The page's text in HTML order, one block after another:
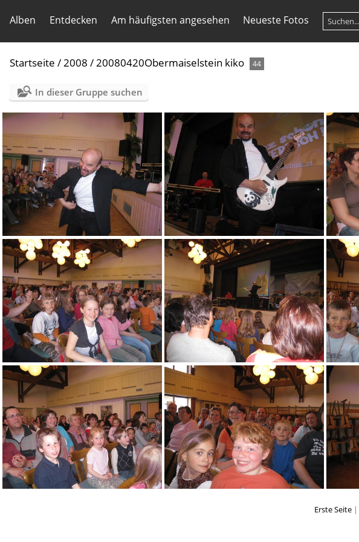
Alben Entdecken Am häufigsten angesehen Neueste Fotos
Startseite /2008 /20080420Obermaiselstein kiko 44
In dieser Gruppe suchen
OMAISEL 550 OMAISEL 551
OMAISEL 556 OMAISEL 557
Erste Seite|